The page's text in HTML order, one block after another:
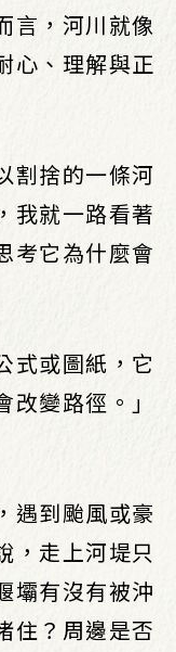
言，河川就像
心、理解與正
割捨的一條河
我就一路看著
考它為什麼會
式或圖紙，它
變路徑。」
遇到颱風或豪
，走上河堤只
壩有沒有被沖
住？周邊是否